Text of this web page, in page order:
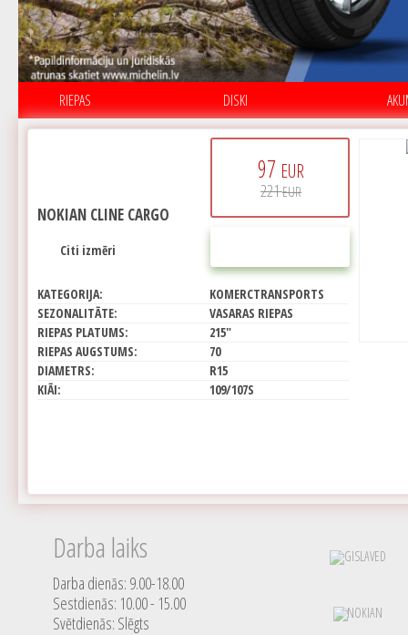
RIEPAS DISKI
97 EUR
221EUR
NOKIAN CLINE CARGO
Citi izmēri
KATEGORIJA:
KOMERCTRANSPORTS
SEZONALITĀTE:
VASARAS RIEPAS
RIEPAS PLATUMS:
215"
RIEPAS AUGSTUMS:
70
DIAMETRS:
R15
KIĀI:
109/107S
Darba laiks
Darba dienās: 9.00-18.00
Sestdienās: 10.00 - 15.00
Svētdienās: Slēgts